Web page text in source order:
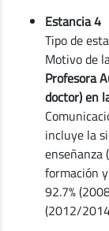
Estancia 4
Tipo de
Motivo de
Profesora
doctor) en
incluye la
enseñanza
formación
92.7%
(2012/